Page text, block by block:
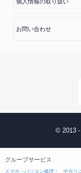
お問い合わせ
© 2013 -
グループサービス
スマホ・パソコン修理 中古リ